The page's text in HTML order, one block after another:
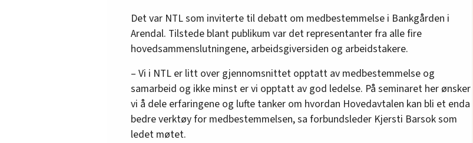
Det var NTL som inviterte til debatt om medbestemmelse i Bankgården i
Arendal. Tilstede blant publikum var det representanter fra alle fire
hovedsammenslutningene, arbeidsgiversiden og arbeidstakere.
– Vi i NTL er litt over gjennomsnittet opptatt av medbestemmelse og
samarbeid og ikke minst er vi opptatt av god ledelse. På seminaret her ønsker
vi å dele erfaringene og lufte tanker om hvordan Hovedavtalen kan bli et enda
bedre verktøy for medbestemmelsen, sa forbundsleder Kjersti Barsok som
ledet møtet.